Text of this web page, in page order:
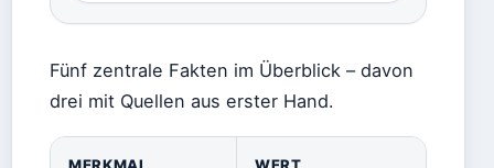
Fünf zentrale Fakten im Überblick – davon
drei mit Quellen aus erster Hand.
MERKMAL WERT